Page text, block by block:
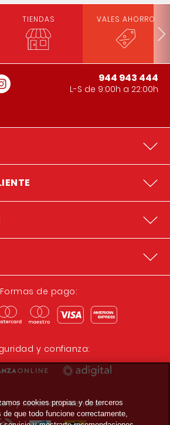
TIENDAS VALES AHORRO
944 943 444
L-S de 9:00h a 22:00h
Formas de pago:
y confianza:
y reconocimientos:
cookies propias y de terceros
de que todo funcione correctamente,